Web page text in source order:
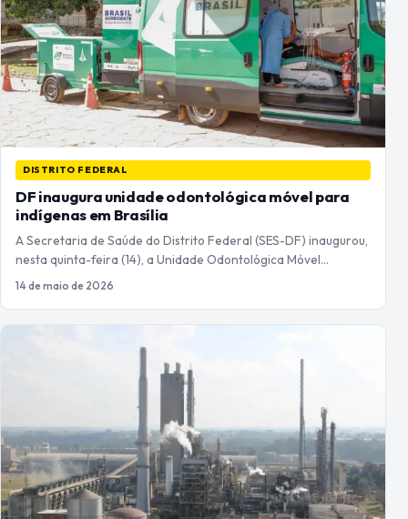
DISTRITO FEDERAL
DF inaugura unidade odontológica móvel para
indígenas em Brasília
A Secretaria de Saúde do Distrito Federal (SES-DF) inaugurou,
nesta quinta-feira (14), a Unidade Odontológica Móvel…
14 de maio de 2026